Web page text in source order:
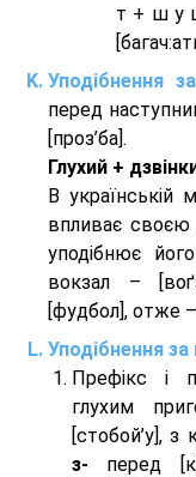
т + ш у
Уподібнення
перед
[проз’ба].
Глухий +
В українській
впливає своєю
уподібнює
вокзал –
[фудбол], отже
Уподібнення за
Префікс і
глухим
[стобой’у], з
з- перед